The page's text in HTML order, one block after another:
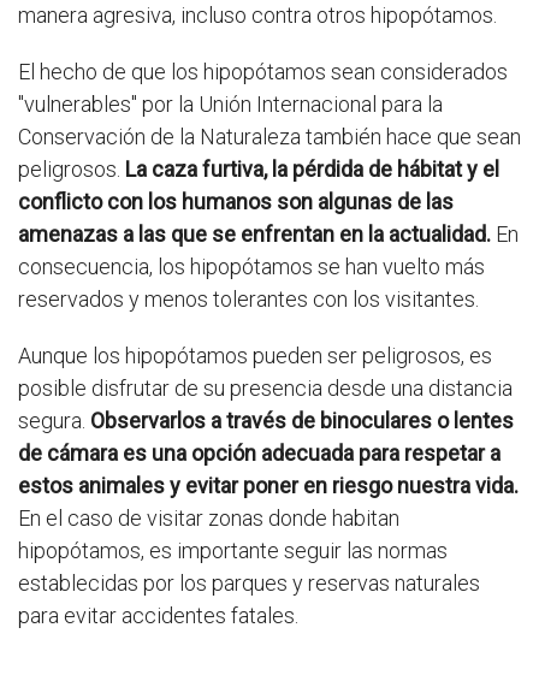
manera agresiva, incluso contra otros hipopótamos.
El hecho de que los hipopótamos sean considerados
"vulnerables" por la Unión Internacional para la
Conservación de la Naturaleza también hace que sean
peligrosos. La caza furtiva, la pérdida de hábitat y el
conflicto con los humanos son algunas de las
amenazas a las que se enfrentan en la actualidad. En
consecuencia, los hipopótamos se han vuelto más
reservados y menos tolerantes con los visitantes.
Aunque los hipopótamos pueden ser peligrosos, es
posible disfrutar de su presencia desde una distancia
segura. Observarlos a través de binoculares o lentes
de cámara es una opción adecuada para respetar a
estos animales y evitar poner en riesgo nuestra vida.
En el caso de visitar zonas donde habitan
hipopótamos, es importante seguir las normas
establecidas por los parques y reservas naturales
para evitar accidentes fatales.